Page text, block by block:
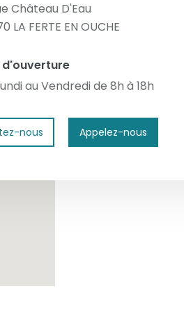
Château D'Eau
LA FERTE EN OUCHE
d'ouverture
au Vendredi de 8h à 18h
nous Appelez-nous